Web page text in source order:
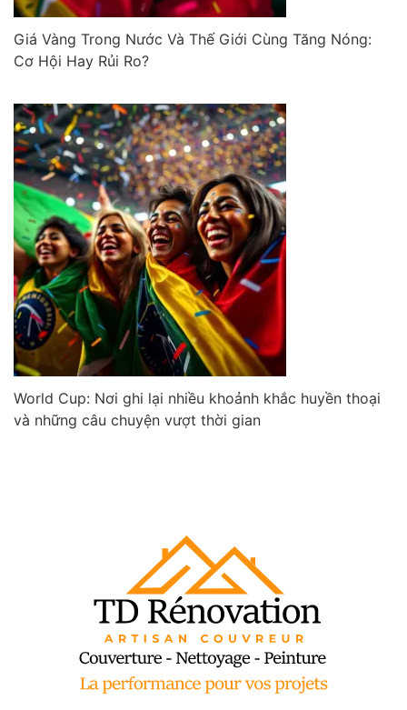
Giá Vàng Trong Nước Và Thế Giới Cùng Tăng Nóng:
Cơ Hội Hay Rủi Ro?
World Cup: Nơi ghi lại nhiều khoảnh khắc huyền thoại
và những câu chuyện vượt thời gian